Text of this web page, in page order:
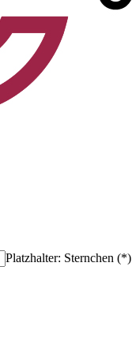
Platzhalter: Sternchen (*)